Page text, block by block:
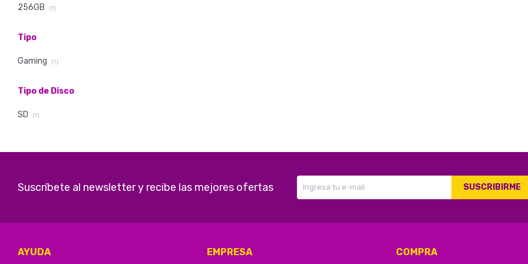
256GB (1)
Tipo
Gaming (1)
Tipo de Disco
SD (1)
Suscríbete al newsletter y recibe las mejores ofertas SUSCRIBIRME
AYUDA EMPRESA COMPRA